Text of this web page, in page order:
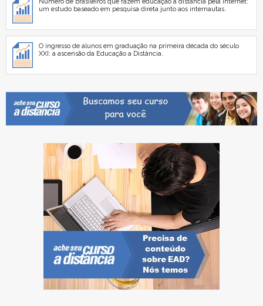
um estudo baseado em pesquisa direta junto aos internautas.
O ingresso de alunos em graduação na primeira década do século
XXI: a ascensão da Educação a Distância.